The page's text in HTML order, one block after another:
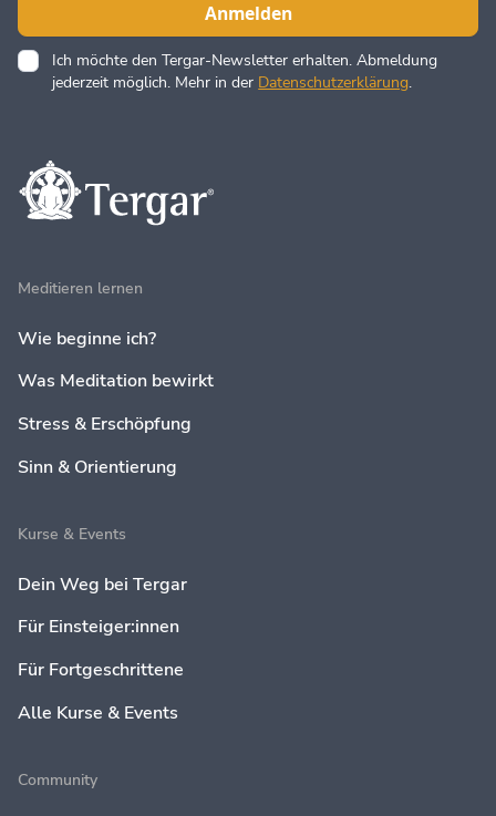
Ich möchte den Tergar-Newsletter erhalten. Abmeldung
jederzeit möglich. Mehr in der Datenschutzerklärung.
Meditieren lernen
Wie beginne ich?
Was Meditation bewirkt
Stress & Erschöpfung
Sinn & Orientierung
Kurse & Events
Dein Weg bei Tergar
Für Einsteiger:innen
Für Fortgeschrittene
Alle Kurse & Events
Community